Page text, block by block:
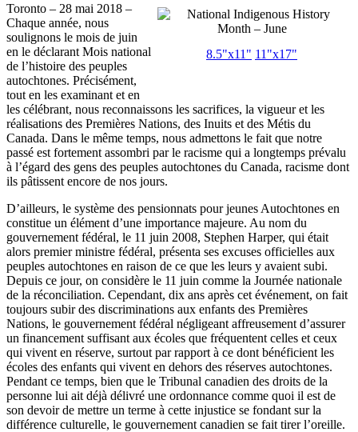
8.5"x11" 11"x17"
Toronto – 28 mai 2018 –
Chaque année, nous
soulignons le mois de juin
en le déclarant Mois national
de l’histoire des peuples
autochtones. Précisément,
tout en les examinant et en
les célébrant, nous reconnaissons les sacrifices, la vigueur et les
réalisations des Premières Nations, des Inuits et des Métis du
Canada. Dans le même temps, nous admettons le fait que notre
passé est fortement assombri par le racisme qui a longtemps prévalu
à l’égard des gens des peuples autochtones du Canada, racisme dont
ils pâtissent encore de nos jours.
D’ailleurs, le système des pensionnats pour jeunes Autochtones en
constitue un élément d’une importance majeure. Au nom du
gouvernement fédéral, le 11 juin 2008, Stephen Harper, qui était
alors premier ministre fédéral, présenta ses excuses officielles aux
peuples autochtones en raison de ce que les leurs y avaient subi.
Depuis ce jour, on considère le 11 juin comme la Journée nationale
de la réconciliation. Cependant, dix ans après cet événement, on fait
toujours subir des discriminations aux enfants des Premières
Nations, le gouvernement fédéral négligeant affreusement d’assurer
un financement suffisant aux écoles que fréquentent celles et ceux
qui vivent en réserve, surtout par rapport à ce dont bénéficient les
écoles des enfants qui vivent en dehors des réserves autochtones.
Pendant ce temps, bien que le Tribunal canadien des droits de la
personne lui ait déjà délivré une ordonnance comme quoi il est de
son devoir de mettre un terme à cette injustice se fondant sur la
différence culturelle, le gouvernement canadien se fait tirer l’oreille.